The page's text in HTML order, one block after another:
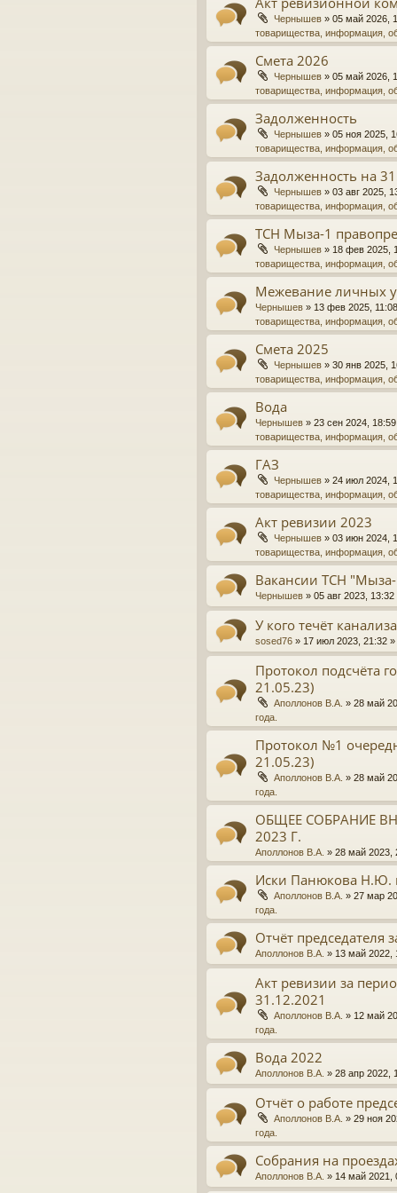
Чернышев » 05 май 2026,
товарищества, информация,
Смета 2026
Чернышев » 05 май 2026,
товарищества, информация,
Задолженность
Чернышев » 05 ноя 2025,
товарищества, информация,
Задолженность на
Чернышев » 03 авг 2025,
товарищества, информация,
ТСН Мыза-1
Чернышев » 18 фев 2025,
товарищества, информация,
Межевание личных
Чернышев » 13 фев 2025, 11:08
товарищества, информация,
Смета 2025
Чернышев » 30 янв 2025,
товарищества, информация,
Вода
Чернышев » 23 сен 2024, 18:59
товарищества, информация,
ГАЗ
Чернышев » 24 июл 2024,
товарищества, информация,
Акт ревизии 2023
Чернышев » 03 июн 2024,
товарищества, информация,
Вакансии ТСН
Чернышев » 05 авг 2023, 13:32
У кого течёт
sosed76 » 17 июл 2023, 21:32
Протокол подсчёта
21.05.23)
Аполлонов В.А. » 28 май
года.
Протокол №1
21.05.23)
Аполлонов В.А. » 28 май
года.
ОБЩЕЕ СОБРАНИЕ
2023 Г.
Аполлонов В.А. » 28 май 2023,
Иски Панюкова Н.Ю.
Аполлонов В.А. » 27 мар
года.
Отчёт председателя
Аполлонов В.А. » 13 май 2022,
Акт ревизии за
31.12.2021
Аполлонов В.А. » 12 май
года.
Вода 2022
Аполлонов В.А. » 28 апр 2022,
Отчёт о работе
Аполлонов В.А. » 29 ноя
года.
Собрания на
Аполлонов В.А. » 14 май 2021,